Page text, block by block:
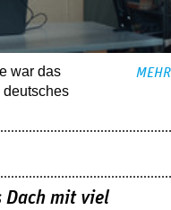
war das
MEHR
Dach mit viel